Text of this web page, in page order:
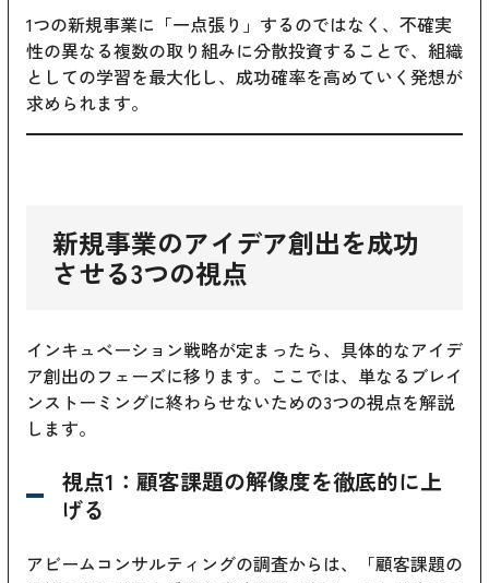
1つの新規事業に「一点張り」するのではなく、不確実
性の異なる複数の取り組みに分散投資することで、組織
としての学習を最大化し、成功確率を高めていく発想が
求められます。
新規事業のアイデア創出を成功
させる3つの視点
インキュベーション戦略が定まったら、具体的なアイデ
ア創出のフェーズに移ります。ここでは、単なるブレイ
ンストーミングに終わらせないための3つの視点を解説
します。
視点1：顧客課題の解像度を徹底的に上
げる
アビームコンサルティングの調査からは、「顧客課題の